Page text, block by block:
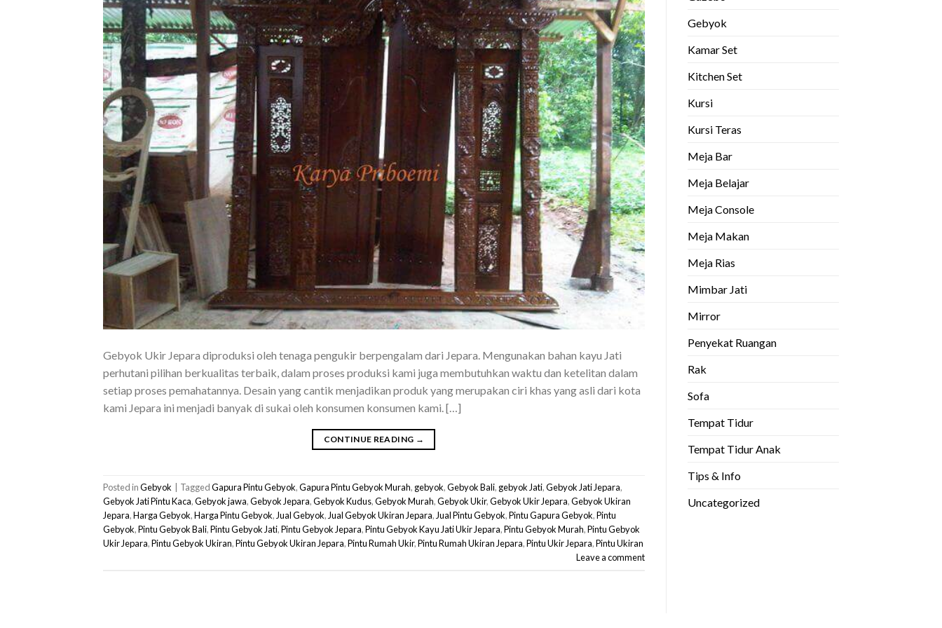
Gebyok Ukir Jepara diproduksi oleh tenaga pengukir berpengalam dari Jepara. Mengunakan bahan kayu Jati
perhutani pilihan berkualitas terbaik, dalam proses produksi kami juga membutuhkan waktu dan ketelitan dalam
setiap proses pemahatannya. Desain yang cantik menjadikan produk yang merupakan ciri khas yang asli dari kota
kami Jepara ini menjadi banyak di sukai oleh konsumen konsumen kami. […]
CONTINUE READING →
Posted inGebyok TaggedGapura Pintu Gebyok,Gapura Pintu Gebyok Murah, gebyok,Gebyok Bali, gebyok Jati,Gebyok Jati Jepara,
Gebyok Jati Pintu Kaca,Gebyok jawa,Gebyok Jepara,Gebyok Kudus,Gebyok Murah,Gebyok Ukir,Gebyok Ukir Jepara,Gebyok Ukiran
Jepara,Harga Gebyok,Harga Pintu Gebyok,Jual Gebyok,Jual Gebyok Ukiran Jepara,Jual Pintu Gebyok,Pintu Gapura Gebyok,Pintu
Gebyok,Pintu Gebyok Bali,Pintu Gebyok Jati,Pintu Gebyok Jepara,Pintu Gebyok Kayu Jati Ukir Jepara,Pintu Gebyok Murah,Pintu Gebyok
Ukir Jepara,Pintu Gebyok Ukiran,Pintu Gebyok Ukiran Jepara,Pintu Rumah Ukir,Pintu Rumah Ukiran Jepara,Pintu Ukir Jepara,Pintu Ukiran
Leave a comment
Gebyok
Kamar Set
Kitchen Set
Kursi
Kursi Teras
Meja Bar
Meja Belajar
Meja Console
Meja Makan
Meja Rias
Mimbar Jati
Mirror
Penyekat Ruangan
Rak
Sofa
Tempat Tidur
Tempat Tidur Anak
Tips & Info
Uncategorized